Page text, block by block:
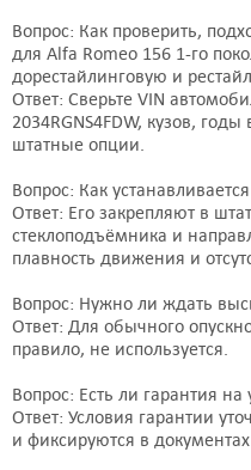
Боковое стекло
2034LGNS4FDW
FYG
4620 руб.
Подробнее
Боковое стекло
2034RGNS4RDW
Benson
4955 руб.
Подробнее
Вопрос: Как проверить,
для Alfa Romeo 156 1-го
дорестайлинговую и
Ответ: Сверьте VIN
2034RGNS4FDW, кузов,
штатные опции.
Вопрос: Как
Ответ: Его закрепляют в
стеклоподъёмника и
плавность движения и
Вопрос: Нужно ли ждать
Ответ: Для обычного
правило, не используется.
Вопрос: Есть ли гарантия
Ответ: Условия гарантии
и фиксируются в